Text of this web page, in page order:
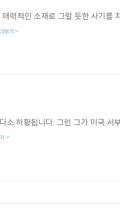
력적인 소재로 그럴 듯한 사기를
더보기
허황됩니다. 그런 그가 미국